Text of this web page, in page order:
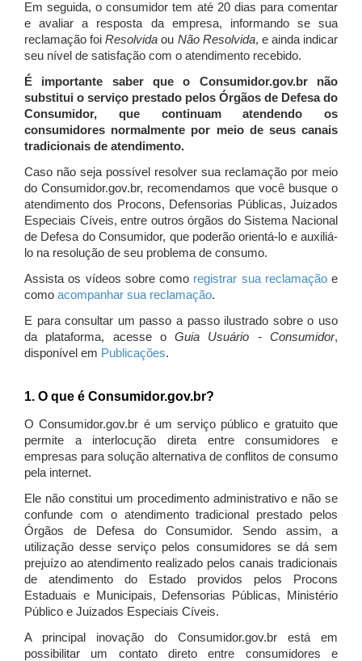
Em seguida, o consumidor tem até 20 dias para comentar
e avaliar a resposta da empresa, informando se sua
reclamação foiResolvida ou Não Resolvida, e ainda indicar
seu nível de satisfação com o atendimento recebido.
É importante saber que o Consumidor.gov.br não
substitui o serviço prestado pelos Órgãos de Defesa do
Consumidor, que continuam atendendo os
consumidores normalmente por meio de seus canais
tradicionais de atendimento.
Caso não seja possível resolver sua reclamação por meio
do Consumidor.gov.br, recomendamos que você busque o
atendimento dos Procons, Defensorias Públicas, Juizados
Especiais Cíveis, entre outros órgãos do Sistema Nacional
de Defesa do Consumidor, que poderão orientá-lo e auxiliá-
lo na resolução de seu problema de consumo.
Assista os vídeos sobre como registrar sua reclamaçãoe
como acompanhar sua reclamação.
E para consultar um passo a passo ilustrado sobre o uso
da plataforma, acesse oGuia Usuário - Consumidor,
disponível em Publicações.
1. O que é Consumidor.gov.br?
O Consumidor.gov.br é um serviço público e gratuito que
permite a interlocução direta entre consumidores e
empresas para solução alternativa de conflitos de consumo
pela internet.
Ele não constitui um procedimento administrativo e não se
confunde com o atendimento tradicional prestado pelos
Órgãos de Defesa do Consumidor. Sendo assim, a
utilização desse serviço pelos consumidores se dá sem
prejuízo ao atendimento realizado pelos canais tradicionais
de atendimento do Estado providos pelos Procons
Estaduais e Municipais, Defensorias Públicas, Ministério
Público e Juizados Especiais Cíveis.
A principal inovação do Consumidor.gov.br está em
possibilitar um contato direto entre consumidores e